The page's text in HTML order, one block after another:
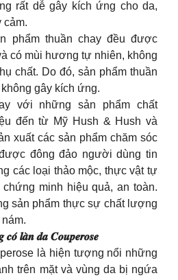
rất dễ gây kích ứng cho da,
cảm.
phẩm thuần chay đều được
có mùi hương tự nhiên, không
chất. Do đó, sản phẩm thuần
gây kích ứng.
với những sản phẩm chất
đến từ Mỹ Hush & Hush và
xuất các sản phẩm chăm sóc
đông đảo người dùng tin
các loại thảo mộc, thực vật tự
minh hiệu quả, an toàn.
sản phẩm thực sự chất lượng
𝒍𝒂̀𝒏 𝒅𝒂 𝑪𝒐𝒖𝒑𝒆𝒓𝒐𝒔𝒆
là hiện tượng nổi những
trên mặt và vùng da bị ngứa